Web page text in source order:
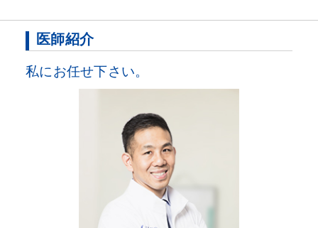
医師紹介
私にお任せ下さい。